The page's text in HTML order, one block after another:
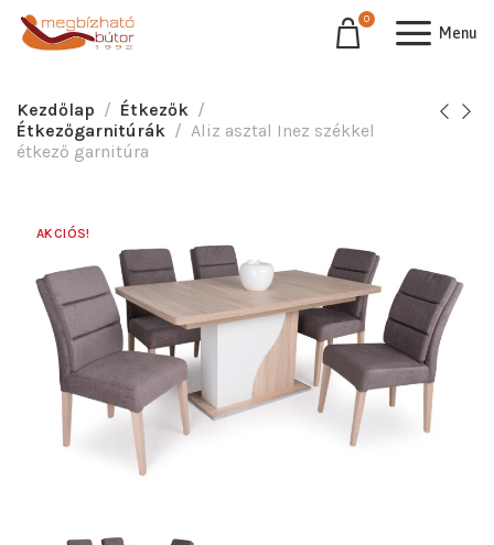
0
Menu
Kezdőlap
Étkezők
Étkezőgarnitúrák
Aliz asztal Inez székkel
étkező garnitúra
AKCIÓS!